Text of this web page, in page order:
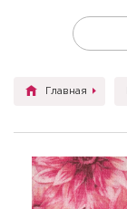
Главная